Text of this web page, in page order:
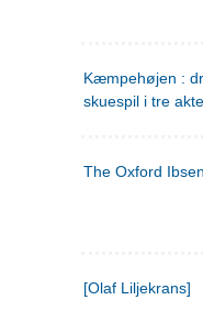
Kæmpehøjen :
skuespil i tre
The Oxford
[Olaf Liljekrans]